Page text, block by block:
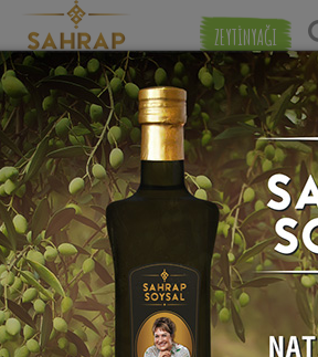
ZEYTİNYAĞI
eşleşen (1) tarif
Eşleşmeye